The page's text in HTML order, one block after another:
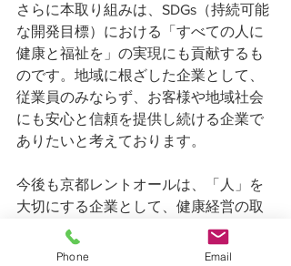
さらに本取り組みは、SDGs（持続可能
な開発目標）における「すべての人に
健康と福祉を」の実現にも貢献するも
のです。地域に根ざした企業として、
従業員のみならず、お客様や地域社会
にも安心と信頼を提供し続ける企業で
ありたいと考えております。
今後も京都レントオールは、「人」を
大切にする企業として、健康経営の取
り組みを一層強化し、従業員がいきい
きと働ける環境づくりに努めてまいり
Phone Email